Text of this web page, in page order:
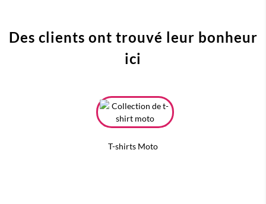
Des clients ont trouvé leur bonheur
ici
T-shirts Moto